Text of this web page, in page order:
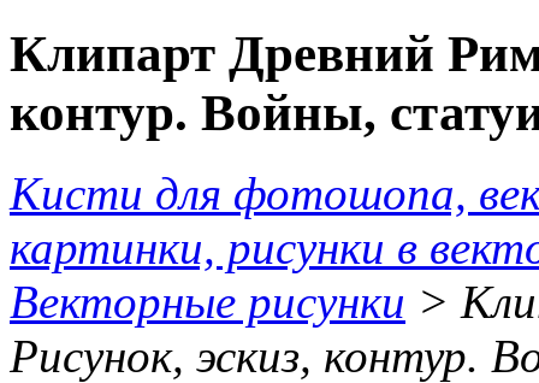
Клипарт Древний
контур. Войны,
Кисти для фотошопа,
картинки, рисунки в
Векторные рисунки >
Рисунок, эскиз, контур.